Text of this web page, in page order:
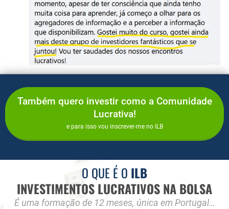
Também quero investir como a Comunidade
Lucrativa!
e para isso vou inscrever-me no ILB
O QUE É O ILB
INVESTIMENTOS LUCRATIVOS NA BOLSA
É uma formação de 12 meses, única em Portugal…